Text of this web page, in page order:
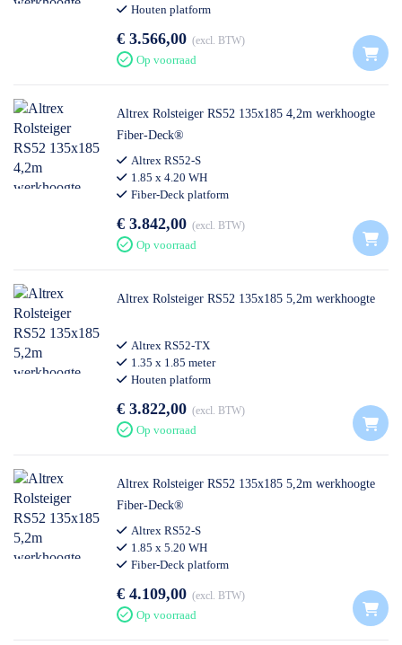
Houten platform
€ 3.566,00 excl. BTW
Op voorraad
Altrex Rolsteiger RS52 135x185 4,2m werkhoogte
Fiber-Deck®
Altrex RS52-S
1.85 x 4.20 WH
Fiber-Deck platform
€ 3.842,00 excl. BTW
Op voorraad
Altrex Rolsteiger RS52 135x185 5,2m werkhoogte
Altrex RS52-TX
1.35 x 1.85 meter
Houten platform
€ 3.822,00 excl. BTW
Op voorraad
Altrex Rolsteiger RS52 135x185 5,2m werkhoogte
Fiber-Deck®
Altrex RS52-S
1.85 x 5.20 WH
Fiber-Deck platform
€ 4.109,00 excl. BTW
Op voorraad